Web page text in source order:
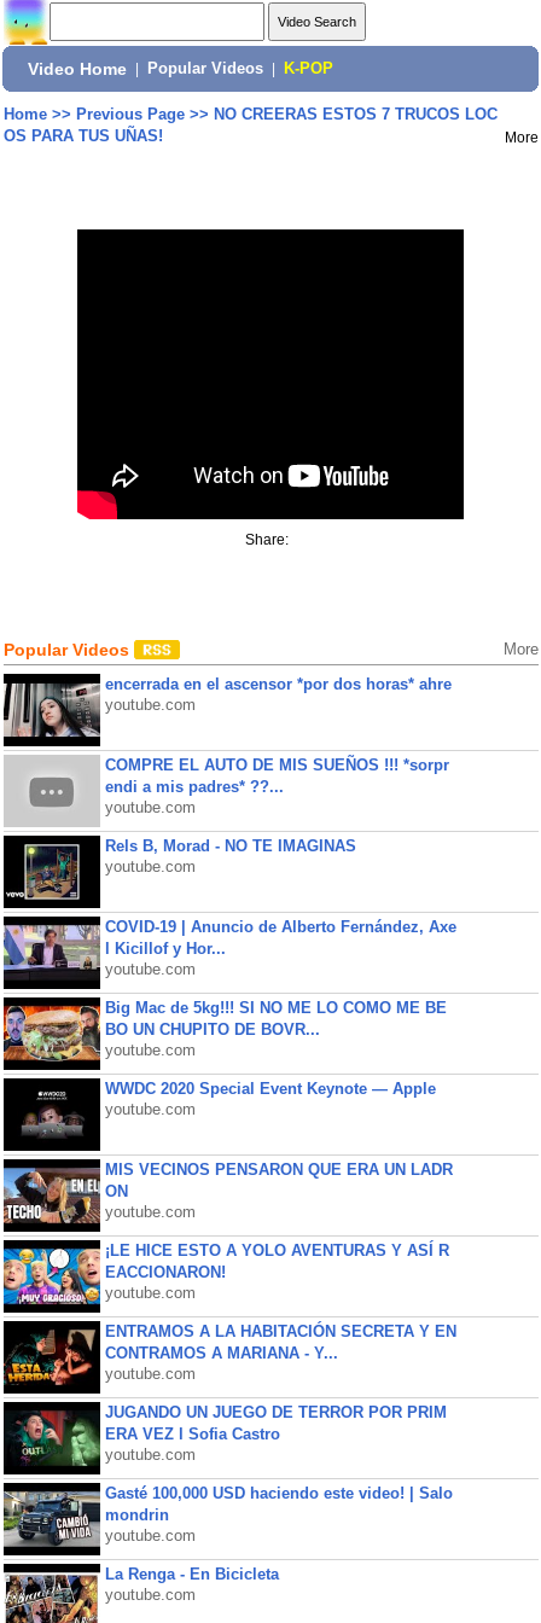
Video Home Popular Videos K-POP
Home>> Previous Page>> NO CREERAS ESTOS 7 TRUCOS LOC
OS PARA TUS UÑAS!
More
Share:
Popular Videos More
encerrada en el ascensor *por dos horas* ahre
youtube.com
COMPRE EL AUTO DE MIS SUEÑOS !!! *sorpr
endi a mis padres* ??...
youtube.com
Rels B, Morad - NO TE IMAGINAS
youtube.com
COVID-19 | Anuncio de Alberto Fernández, Axe
l Kicillof y Hor...
youtube.com
Big Mac de 5kg!!! SI NO ME LO COMO ME BE
BO UN CHUPITO DE BOVR...
youtube.com
WWDC 2020 Special Event Keynote — Apple
youtube.com
MIS VECINOS PENSARON QUE ERA UN LADR
ON
youtube.com
¡LE HICE ESTO A YOLO AVENTURAS Y ASÍ R
EACCIONARON!
youtube.com
ENTRAMOS A LA HABITACIÓN SECRETA Y EN
CONTRAMOS A MARIANA - Y...
youtube.com
JUGANDO UN JUEGO DE TERROR POR PRIM
ERA VEZ l Sofia Castro
youtube.com
Gasté 100,000 USD haciendo este video! | Salo
mondrin
youtube.com
La Renga - En Bicicleta
youtube.com